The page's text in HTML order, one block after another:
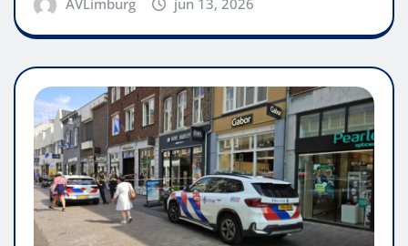
AVLimburg jun 13, 2026